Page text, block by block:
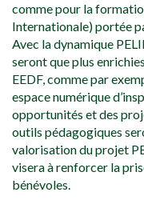
comme pour la
Internationale) portée
Avec la dynamique
seront que plus
EEDF, comme par
espace numérique
opportunités et des
outils pédagogiques
valorisation du projet
visera à renforcer la
bénévoles.